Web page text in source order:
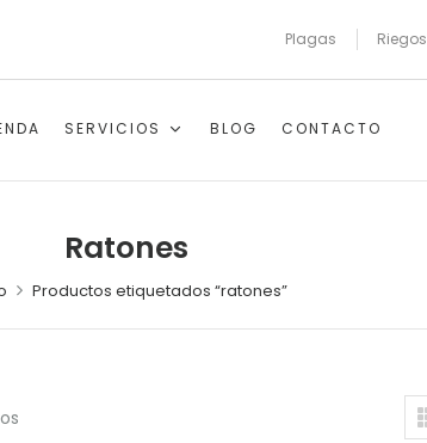
Plagas Riegos
SERVICIOS BLOG CONTACTO
Ratones
Productos etiquetados “ratones”